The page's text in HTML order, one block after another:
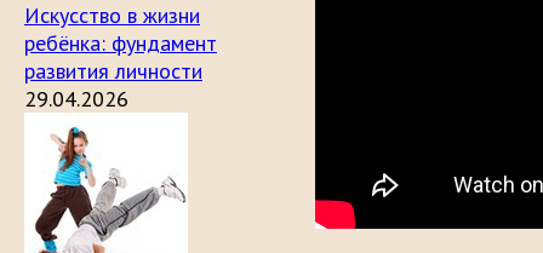
Искусство в жизни
ребёнка: фундамент
развития личности
29.04.2026